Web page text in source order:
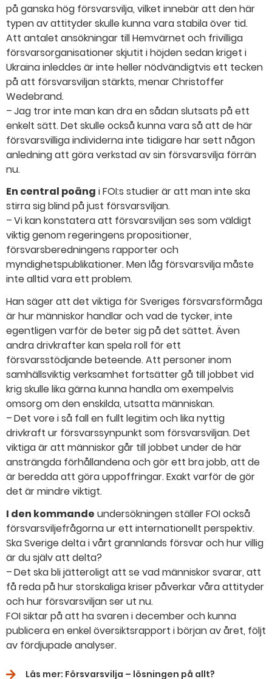
på ganska hög försvarsvilja, vilket innebär att den här
typen av attityder skulle kunna vara stabila över tid.
Att antalet ansökningar till Hemvärnet och frivilliga
försvarsorganisationer skjutit i höjden sedan kriget i
Ukraina inleddes är inte heller nödvändigtvis ett tecken
på att försvarsviljan stärkts, menar Christoffer
Wedebrand.
– Jag tror inte man kan dra en sådan slutsats på ett
enkelt sätt. Det skulle också kunna vara så att de här
försvarsvilliga individerna inte tidigare har sett någon
anledning att göra verkstad av sin försvarsvilja förrän
nu.
En central poäng i FOI:s studier är att man inte ska
stirra sig blind på just försvarsviljan.
– Vi kan konstatera att försvarsviljan ses som väldigt
viktig genom regeringens propositioner,
försvarsberedningens rapporter och
myndighetspublikationer. Men låg försvarsvilja måste
inte alltid vara ett problem.
Han säger att det viktiga för Sveriges försvarsförmåga
är hur människor handlar och vad de tycker, inte
egentligen varför de beter sig på det sättet. Även
andra drivkrafter kan spela roll för ett
försvarsstödjande beteende. Att personer inom
samhällsviktig verksamhet fortsätter gå till jobbet vid
krig skulle lika gärna kunna handla om exempelvis
omsorg om den enskilda, utsatta människan.
– Det vore i så fall en fullt legitim och lika nyttig
drivkraft ur försvarssynpunkt som försvarsviljan. Det
viktiga är att människor går till jobbet under de här
ansträngda förhållandena och gör ett bra jobb, att de
är beredda att göra uppoffringar. Exakt varför de gör
det är mindre viktigt.
I den kommande undersökningen ställer FOI också
försvarsviljefrågorna ur ett internationellt perspektiv.
Ska Sverige delta i vårt grannlands försvar och hur villig
är du själv att delta?
– Det ska bli jätteroligt att se vad människor svarar, att
få reda på hur storskaliga kriser påverkar våra attityder
och hur försvarsviljan ser ut nu.
FOI siktar på att ha svaren i december och kunna
publicera en enkel översiktsrapport i början av året, följt
av fördjupade analyser.
Läs mer: Försvarsvilja – lösningen på allt?